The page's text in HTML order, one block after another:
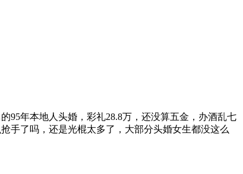
95年本地人头婚，彩礼28.8万，还没算五金，办酒乱七
手了吗，还是光棍太多了，大部分头婚女生都没这么